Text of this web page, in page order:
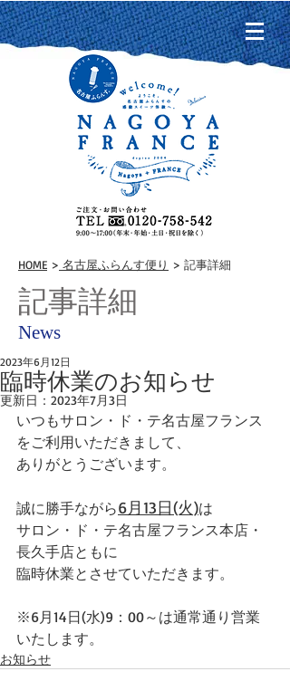
HOME > 名古屋ふらんす便り > 記事詳細
記事詳細
News
臨時休業のお知らせ
2023年6月12日
更新日： 2023年7月3日
いつもサロン・ド・テ名古屋フランス
をご利用いただきまして、
ありがとうございます。
誠に勝手ながら6月13日(火)は
サロン・ド・テ名古屋フランス本店・
長久手店ともに
臨時休業とさせていただきます。
※6月14日(水)9：00～は通常通り営業
いたします。
お知らせ